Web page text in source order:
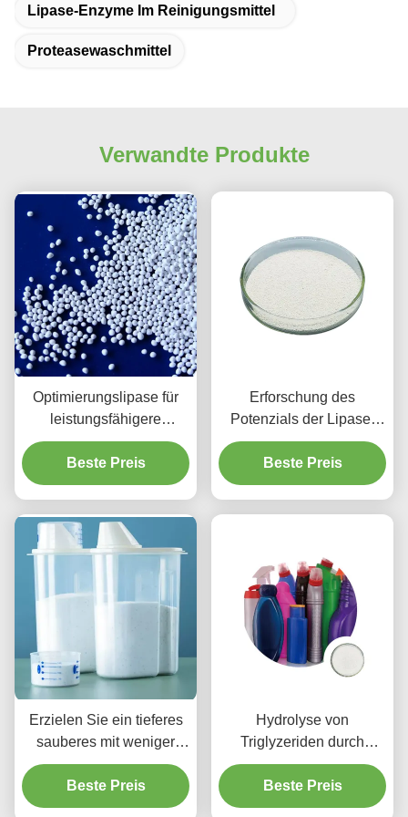
Lipase-Enzyme Im Reinigungsmittel
Proteasewaschmittel
Verwandte Produkte
Optimierungslipase für
leistungsfähigere
Biodiesel-Produktion
Beste Preis
Erforschung des
Potenzials der Lipase-
ansässigen Reaktoren für
ununterbrochene
Biodiesel-Produktion
Beste Preis
Erzielen Sie ein tieferes
sauberes mit weniger
Bemühung: Unser
Lipase-Reinigungsmittel
erledigt die Arbeit für Sie
Beste Preis
Hydrolyse von
Triglyzeriden durch
Lipase in den Flüssen
andere Gewässer
Beste Preis